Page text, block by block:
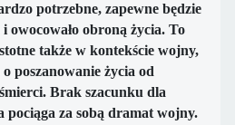
potrzebne, zapewne będzie
owocowało obroną życia. To
także w kontekście wojny,
poszanowanie życia od
Brak szacunku dla
pociąga za sobą dramat wojny.